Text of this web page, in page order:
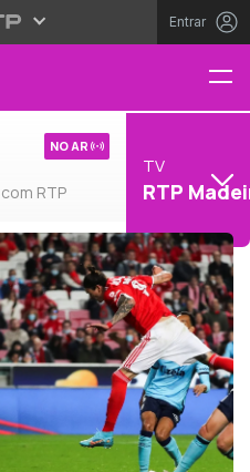
Entrar
RTP
NO AR
TV
RTP